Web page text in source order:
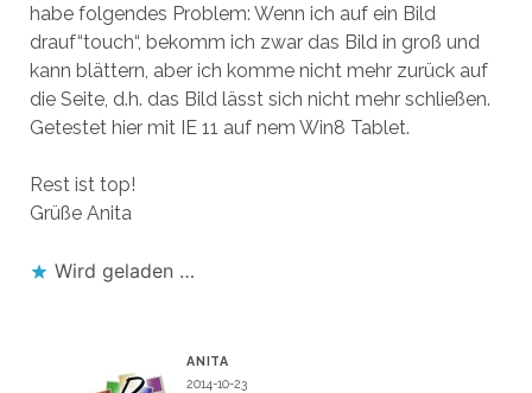
habe folgendes Problem: Wenn ich auf ein Bild
drauf“touch“, bekomm ich zwar das Bild in groß und
kann blättern, aber ich komme nicht mehr zurück auf
die Seite, d.h. das Bild lässt sich nicht mehr schließen.
Getestet hier mit IE 11 auf nem Win8 Tablet.
Rest ist top!
Grüße Anita
Wird geladen …
ANITA
2014-10-23